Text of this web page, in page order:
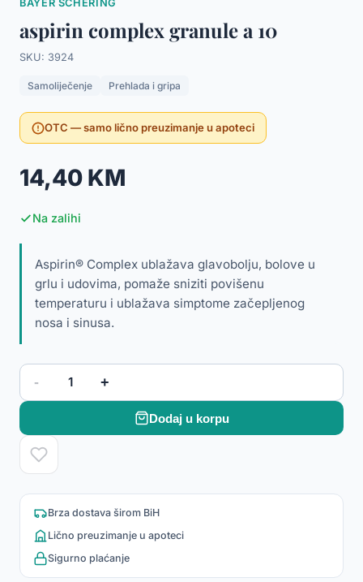
BAYER SCHERING
aspirin complex granule a 10
SKU: 3924
Samoliječenje Prehlada i gripa
OTC — samo lično preuzimanje u apoteci
14,40 KM
Na zalihi
Aspirin® Complex ublažava glavobolju, bolove u
grlu i udovima, pomaže sniziti povišenu
temperaturu i ublažava simptome začepljenog
nosa i sinusa.
- 1 +
Dodaj u korpu
Brza dostava širom BiH
Lično preuzimanje u apoteci
Sigurno plaćanje